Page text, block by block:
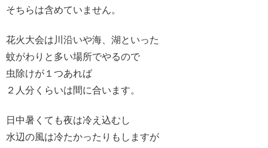
そちらは含めていません。
花火大会は川沿いや海、湖といった
蚊がわりと多い場所でやるので
虫除けが１つあれば
２人分くらいは間に合います。
日中暑くても夜は冷え込むし
水辺の風は冷たかったりもしますが